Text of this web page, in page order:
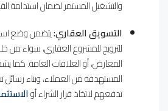
والتشغيل المستمر لضمان استدامة
التسويق العقاري:يتضمن وضع
للترويج للمشروع العقاري، سواء من
المعارض، أو العلاقات العامة. كما
المستهدفة من العملاء، وبناء رسائل
تدفعهم لاتخاذ قرار الشراء أو